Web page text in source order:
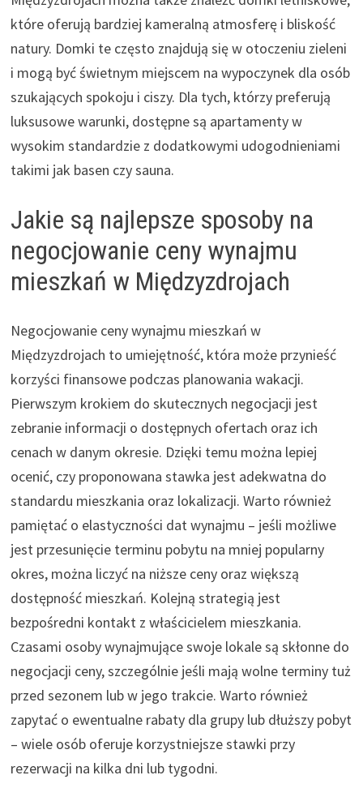
które oferują bardziej kameralną atmosferę i bliskość
natury. Domki te często znajdują się w otoczeniu zieleni
i mogą być świetnym miejscem na wypoczynek dla osób
szukających spokoju i ciszy. Dla tych, którzy preferują
luksusowe warunki, dostępne są apartamenty w
wysokim standardzie z dodatkowymi udogodnieniami
takimi jak basen czy sauna.
Jakie są najlepsze sposoby na
negocjowanie ceny wynajmu
mieszkań w Międzyzdrojach
Negocjowanie ceny wynajmu mieszkań w
Międzyzdrojach to umiejętność, która może przynieść
korzyści finansowe podczas planowania wakacji.
Pierwszym krokiem do skutecznych negocjacji jest
zebranie informacji o dostępnych ofertach oraz ich
cenach w danym okresie. Dzięki temu można lepiej
ocenić, czy proponowana stawka jest adekwatna do
standardu mieszkania oraz lokalizacji. Warto również
pamiętać o elastyczności dat wynajmu – jeśli możliwe
jest przesunięcie terminu pobytu na mniej popularny
okres, można liczyć na niższe ceny oraz większą
dostępność mieszkań. Kolejną strategią jest
bezpośredni kontakt z właścicielem mieszkania.
Czasami osoby wynajmujące swoje lokale są skłonne do
negocjacji ceny, szczególnie jeśli mają wolne terminy tuż
przed sezonem lub w jego trakcie. Warto również
zapytać o ewentualne rabaty dla grupy lub dłuższy pobyt
– wiele osób oferuje korzystniejsze stawki przy
rezerwacji na kilka dni lub tygodni.